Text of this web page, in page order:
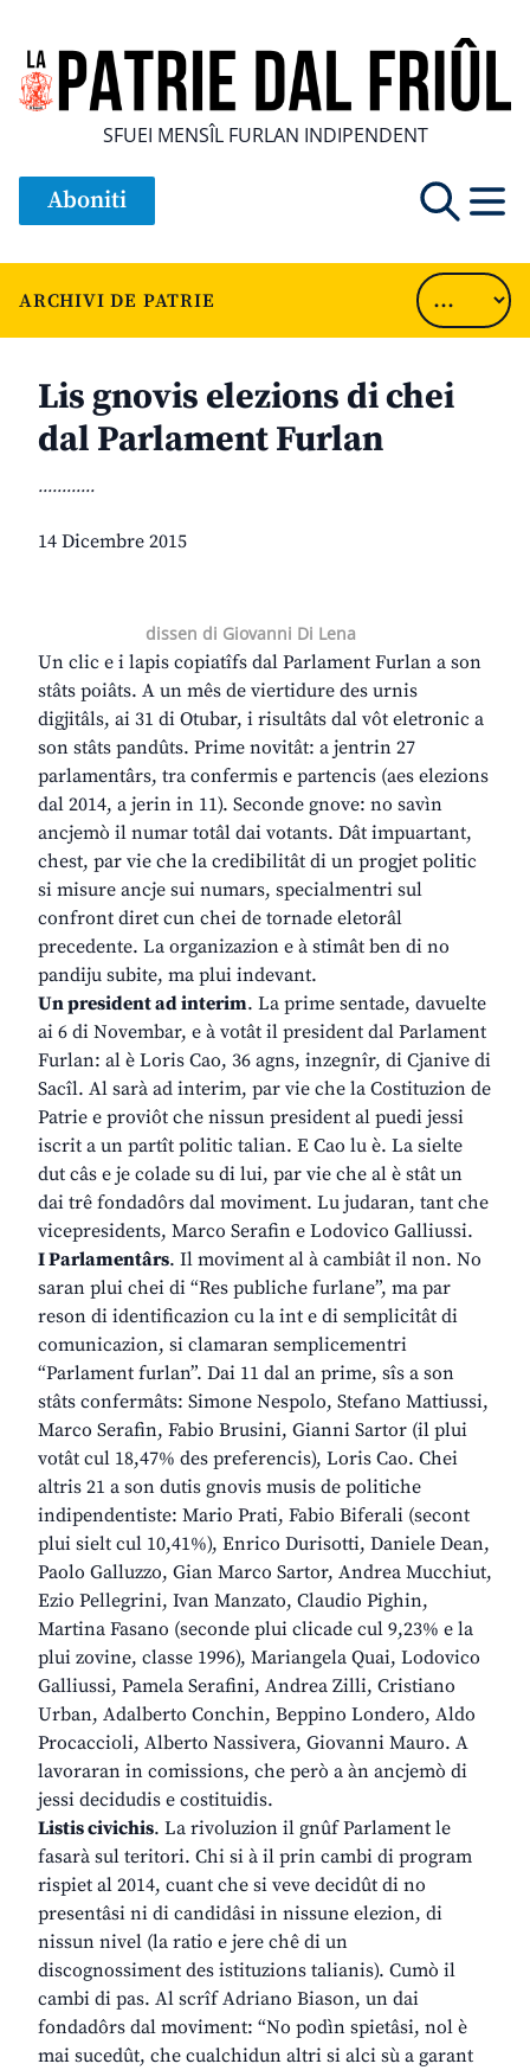
SFUEI MENSÎL FURLAN INDIPENDENT
Aboniti
ARCHIVI DE PATRIE
Lis gnovis elezions di chei
dal Parlament Furlan
............
14 Dicembre 2015
dissen di Giovanni Di Lena
Un clic e i lapis copiatîfs dal Parlament Furlan a son
stâts poiâts. A un mês de viertidure des urnis
digjitâls, ai 31 di Otubar, i risultâts dal vôt eletronic a
son stâts pandûts. Prime novitât: a jentrin 27
parlamentârs, tra confermis e partencis (aes elezions
dal 2014, a jerin in 11). Seconde gnove: no savìn
ancjemò il numar totâl dai votants. Dât impuartant,
chest, par vie che la credibilitât di un progjet politic
si misure ancje sui numars, specialmentri sul
confront diret cun chei de tornade eletorâl
precedente. La organizazion e à stimât ben di no
pandiju subite, ma plui indevant.
Un president ad interim. La prime sentade, davuelte
ai 6 di Novembar, e à votât il president dal Parlament
Furlan: al è Loris Cao, 36 agns, inzegnîr, di Cjanive di
Sacîl. Al sarà ad interim, par vie che la Costituzion de
Patrie e proviôt che nissun president al puedi jessi
iscrit a un partît politic talian. E Cao lu è. La sielte
dut câs e je colade su di lui, par vie che al è stât un
dai trê fondadôrs dal moviment. Lu judaran, tant che
vicepresidents, Marco Serafin e Lodovico Galliussi.
I Parlamentârs. Il moviment al à cambiât il non. No
saran plui chei di “Res publiche furlane”, ma par
reson di identificazion cu la int e di semplicitât di
comunicazion, si clamaran semplicementri
“Parlament furlan”. Dai 11 dal an prime, sîs a son
stâts confermâts: Simone Nespolo, Stefano Mattiussi,
Marco Serafin, Fabio Brusini, Gianni Sartor (il plui
votât cul 18,47% des preferencis), Loris Cao. Chei
altris 21 a son dutis gnovis musis de politiche
indipendentiste: Mario Prati, Fabio Biferali (secont
plui sielt cul 10,41%), Enrico Durisotti, Daniele Dean,
Paolo Galluzzo, Gian Marco Sartor, Andrea Mucchiut,
Ezio Pellegrini, Ivan Manzato, Claudio Pighin,
Martina Fasano (seconde plui clicade cul 9,23% e la
plui zovine, classe 1996), Mariangela Quai, Lodovico
Galliussi, Pamela Serafini, Andrea Zilli, Cristiano
Urban, Adalberto Conchin, Beppino Londero, Aldo
Procaccioli, Alberto Nassivera, Giovanni Mauro. A
lavoraran in comissions, che però a àn ancjemò di
jessi decidudis e costituidis.
Listis civichis. La rivoluzion il gnûf Parlament le
fasarà sul teritori. Chi si à il prin cambi di program
rispiet al 2014, cuant che si veve decidût di no
presentâsi ni di candidâsi in nissune elezion, di
nissun nivel (la ratio e jere chê di un
discognossiment des istituzions talianis). Cumò il
cambi di pas. Al scrîf Adriano Biason, un dai
fondadôrs dal moviment: “No podìn spietâsi, nol è
mai sucedût, che cualchidun altri si alci sù a garant